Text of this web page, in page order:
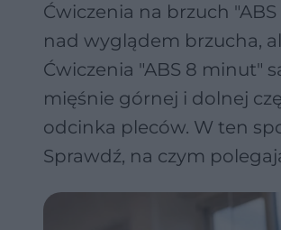
Ćwiczenia na brzuch
nad wyglądem brzucha,
Ćwiczenia "ABS 8 minut"
mięśnie górnej i dolnej
odcinka pleców. W ten
Sprawdź, na czym